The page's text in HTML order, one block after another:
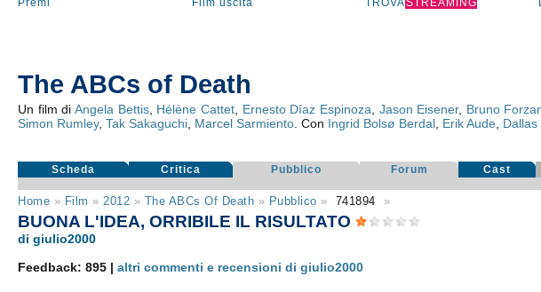
Premi
Film uscita TROVASTREAMING
The ABCs of Death
Un film diAngela Bettis, Hélène Cattet Ernesto Díaz Espinoza Jason Eisener, Bruno
Simon Rumley,Tak Sakaguchi Marcel Sarmiento . Con Ingrid Bolsø Berdal Erik Aude Dallas
Scheda Critica Pubblico Forum Cast
Home » Film » 2012 » The ABCs Of Death » Pubblico » 741894 »
BUONA L'IDEA, ORRIBILE IL RISULTATO
di giulio2000
Feedback: 895 |altri commenti e recensioni di giulio2000